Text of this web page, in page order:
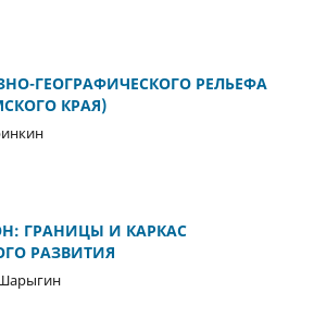
ГЕОГРАФИЧЕСКОГО РЕЛЬЕФА
КРАЯ)
ГРАНИЦЫ И КАРКАС
РАЗВИТИЯ